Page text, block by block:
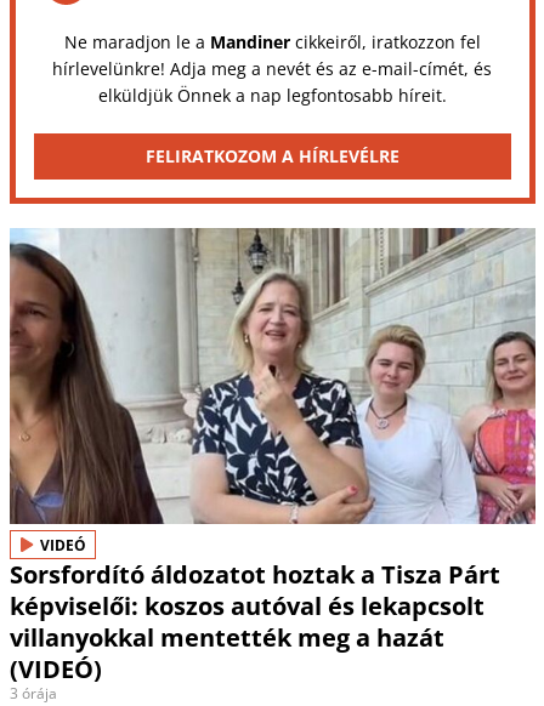
Ne maradjon le a Mandinercikkeiről, iratkozzon fel
hírlevelünkre! Adja meg a nevét és az e-mail-címét, és
elküldjük Önnek a nap legfontosabb híreit.
FELIRATKOZOM A HÍRLEVÉLRE
VIDEÓ
Sorsfordító áldozatot hoztak a Tisza Párt
képviselői: koszos autóval és lekapcsolt
villanyokkal mentették meg a hazát
(VIDEÓ)
3 órája